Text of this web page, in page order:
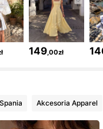
149 ,00zł
Akcesoria Apparel